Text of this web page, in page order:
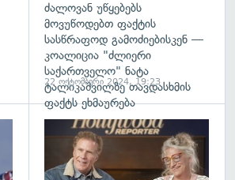
ძალოვან უწყებებს
მოვუწოდებთ ფაქტის
სასწრაფოდ გამოძიებისკენ —
კოალიცია "ძლიერი
საქართველო" ნატა
ტალიკაშვილზე თავდასხმის
ფაქტს ეხმაურება
22 ოქტომბერი 2024, 19:23
გადახედვა